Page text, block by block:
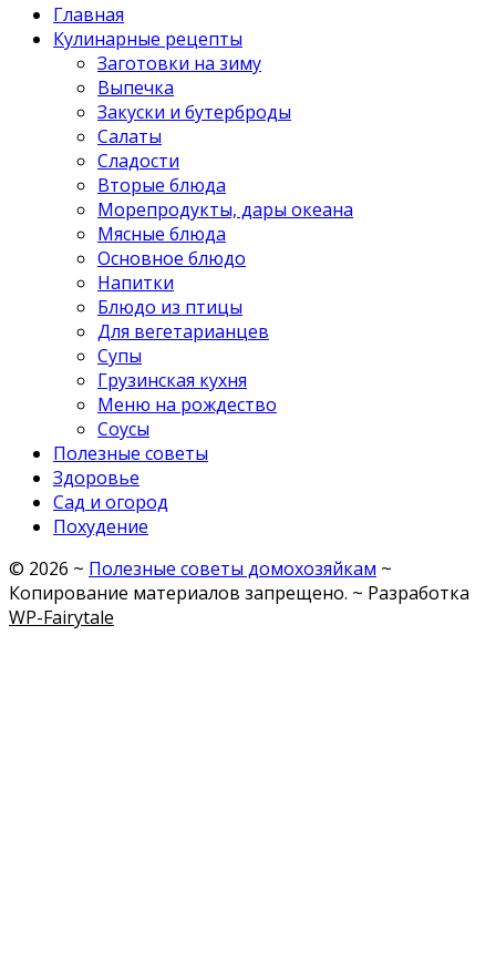
Главная
Кулинарные рецепты
Заготовки на зиму
Выпечка
Закуски и бутерброды
Салаты
Сладости
Вторые блюда
Морепродукты, дары океана
Мясные блюда
Основное блюдо
Напитки
Блюдо из птицы
Для вегетарианцев
Супы
Грузинская кухня
Меню на рождество
Соусы
Полезные советы
Здоровье
Сад и огород
Похудение
© 2026 ~ Полезные советы домохозяйкам ~
Копирование материалов запрещено. ~ Разработка
WP-Fairytale